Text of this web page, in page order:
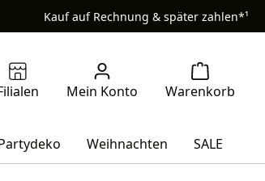
Kauf auf Rechnung & später zahlen*¹
Weihnachten SALE